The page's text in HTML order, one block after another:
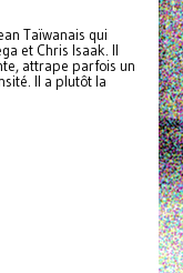
Taïwanais qui
et Chris Isaak. Il
attrape parfois un
Il a plutôt la